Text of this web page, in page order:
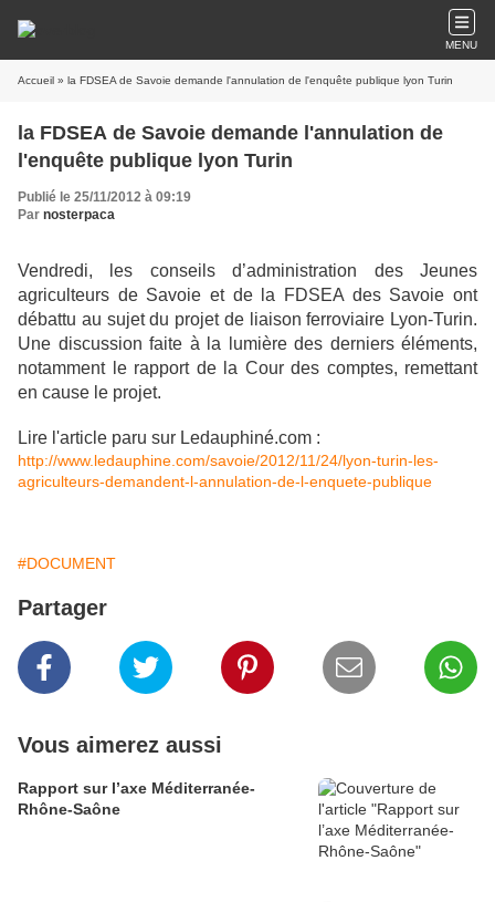
MENU
Accueil » la FDSEA de Savoie demande l'annulation de l'enquête publique lyon Turin
la FDSEA de Savoie demande l'annulation de
l'enquête publique lyon Turin
Publié le 25/11/2012 à 09:19
Par nosterpaca
Vendredi, les conseils d’administration des Jeunes
agriculteurs de Savoie et de la FDSEA des Savoie ont
débattu au sujet du projet de
liaison ferroviaire Lyon-Turin.
Une discussion faite à la lumière des derniers éléments,
notamment le rapport de la Cour des comptes, remettant
en cause le projet.
Lire l'article paru sur Ledauphiné.com :
http://www.ledauphine.com/savoie/2012/11/24/lyon-turin-les-
agriculteurs-demandent-l-annulation-de-l-enquete-publique
#DOCUMENT
Partager
Vous aimerez aussi
Rapport sur l’axe Méditerranée-
Rhône-Saône